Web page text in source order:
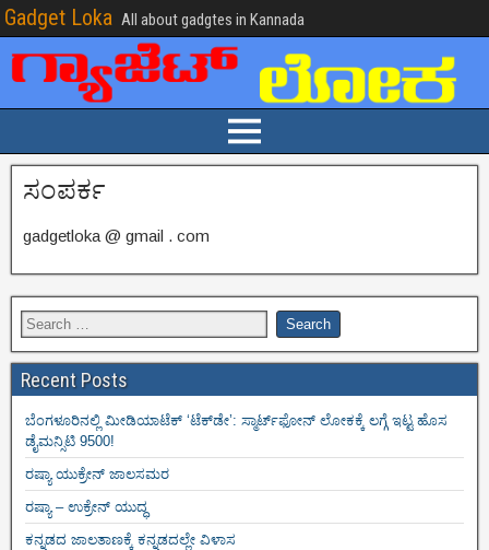
Gadget Loka All about gadgtes in Kannada
ಸಂಪರ್ಕ
gadgetloka @ gmail . com
Recent Posts
ಬೆಂಗಳೂರಿನಲ್ಲಿ ಮೀಡಿಯಾಟೆಕ್‌ ‘ಟೆಕ್‌ಡೇ’: ಸ್ಮಾರ್ಟ್‌ಫೋನ್ ಲೋಕಕ್ಕೆ ಲಗ್ಗೆ ಇಟ್ಟ ಹೊಸ
ಡೈಮನ್ಸಿಟಿ 9500!
ರಷ್ಯಾ ಯುಕ್ರೇನ್ ಜಾಲಸಮರ
ರಷ್ಯಾ – ಉಕ್ರೇನ್ ಯುದ್ಧ
ಕನ್ನಡದ ಜಾಲತಾಣಕ್ಕೆ ಕನ್ನಡದಲ್ಲೇ ವಿಳಾಸ